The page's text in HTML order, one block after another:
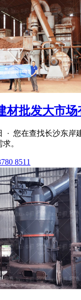
材批发大市
· 您在查找长沙东
。
8511